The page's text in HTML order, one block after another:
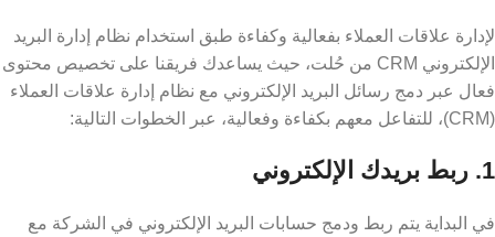
لإدارة علاقات العملاء بفعالية وكفاءة طبق استخدام نظام إدارة البريد
الإلكتروني CRM من حُلت، حيث يساعدك فريقنا على تخصيص محتوى
فعال عبر دمج رسائل البريد الإلكتروني مع نظام إدارة علاقات العملاء
(CRM)، للتفاعل معهم بكفاءة وفعالية، عبر الخطوات التالية:
1. ربط بريدك الإلكتروني
في البداية يتم ربط ودمج حسابات البريد الإلكتروني في الشركة مع